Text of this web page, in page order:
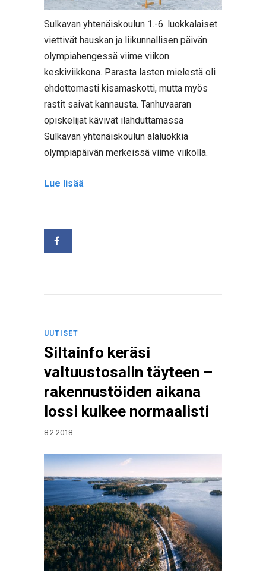
Sulkavan yhtenäiskoulun 1.-6. luokkalaiset
viettivät hauskan ja liikunnallisen päivän
olympiahengessä viime viikon
keskiviikkona. Parasta lasten mielestä oli
ehdottomasti kisamaskotti, mutta myös
rastit saivat kannausta. Tanhuvaaran
opiskelijat kävivät ilahduttamassa
Sulkavan yhtenäiskoulun alaluokkia
olympiapäivän merkeissä viime viikolla.
Lue lisää
UUTISET
Siltainfo keräsi
valtuustosalin täyteen –
rakennustöiden aikana
lossi kulkee normaalisti
8.2.2018